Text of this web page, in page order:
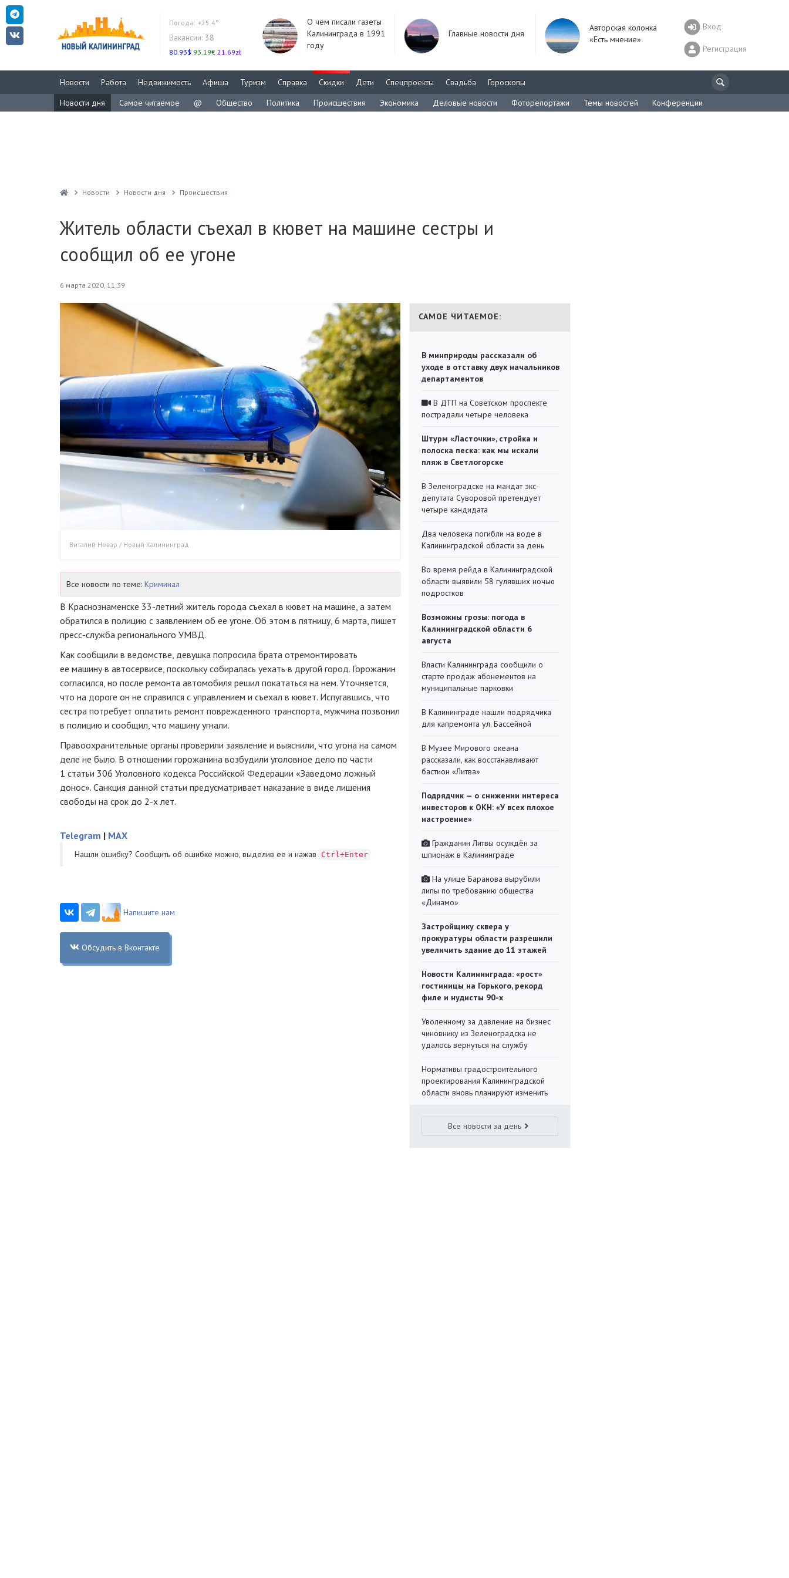
Погода: +25.4°
Вакансии: 38
80.93$ 93.19€ 21.69zł
О чём писали газеты
Калининграда в 1991
году
Главные новости дня
Авторская колонка
«Есть мнение»
Вход
Регистрация
Новости Работа Недвижимость Афиша Туризм Справка Скидки Дети Спецпроекты Свадьба
Гороскопы
Новости дня
Самое читаемое @ Общество Политика Происшествия Экономика Деловые новости Фоторепортажи Темы новостей Конференции
Новости Новости дня Проиcшествия
Житель области съехал в кювет на машине сестры и
сообщил об ее угоне
6 марта 2020, 11:39
Виталий Невар / Новый Калининград
Все новости по теме: Криминал
В Краснознаменске 33-летний житель города съехал в кювет на машине, а затем
обратился в полицию с заявлением об ее угоне. Об этом в пятницу, 6 марта, пишет
пресс-служба регионального УМВД.
Как сообщили в ведомстве, девушка попросила брата отремонтировать
ее машину в автосервисе, поскольку собиралась уехать в другой город. Горожанин
согласился, но после ремонта автомобиля решил покататься на нем. Уточняется,
что на дороге он не справился с управлением и съехал в кювет. Испугавшись, что
сестра потребует оплатить ремонт поврежденного транспорта, мужчина позвонил
в полицию и сообщил, что машину угнали.
Правоохранительные органы проверили заявление и выяснили, что угона на самом
деле не было. В отношении горожанина возбудили уголовное дело по части
1 статьи 306 Уголовного кодекса Российской Федерации «Заведомо ложный
донос». Санкция данной статьи предусматривает наказание в виде лишения
свободы на срок до 2-х лет.
Telegram | MAX
Нашли ошибку? Cообщить об ошибке можно, выделив ее и нажав Ctrl+Enter
Напишите нам
Обсудить в Вконтакте
САМОЕ ЧИТАЕМОЕ:
В минприроды рассказали об
уходе в отставку двух начальников
департаментов
В ДТП на Советском проспекте
пострадали четыре человека
Штурм «Ласточки», стройка и
полоска песка: как мы искали
пляж в Светлогорске
В Зеленоградске на мандат экс-
депутата Суворовой претендует
четыре кандидата
Два человека погибли на воде в
Калининградской области за день
Во время рейда в Калининградской
области выявили 58 гулявших ночью
подростков
Возможны грозы: погода в
Калининградской области 6
августа
Власти Калининграда сообщили о
старте продаж абонементов на
муниципальные парковки
В Калининграде нашли подрядчика
для капремонта ул. Бассейной
В Музее Мирового океана
рассказали, как восстанавливают
бастион «Литва»
Подрядчик — о снижении интереса
инвесторов к ОКН: «У всех плохое
настроение»
Гражданин Литвы осуждён за
шпионаж в Калининграде
На улице Баранова вырубили
липы по требованию общества
«Динамо»
Застройщику сквера у
прокуратуры области разрешили
увеличить здание до 11 этажей
Новости Калининграда: «рост»
гостиницы на Горького, рекорд
филе и нудисты 90-х
Уволенному за давление на бизнес
чиновнику из Зеленоградска не
удалось вернуться на службу
Нормативы градостроительного
проектирования Калининградской
области вновь планируют изменить
Все новости за день